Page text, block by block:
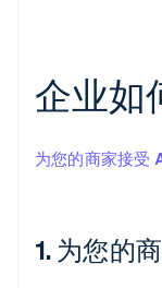
企业如
为您的商家接受
1. 为您的